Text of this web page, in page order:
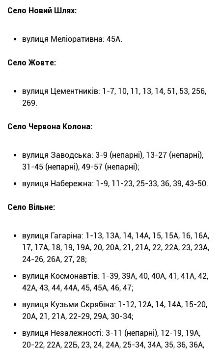
Село Новий Шлях:
вулиця Меліоративна: 45А.
Село Жовте:
вулиця Цементників: 1-7, 10, 11, 13, 14, 51, 53, 256,
269.
Село Червона Колона:
вулиця Заводська: 3-9 (непарні), 13-27 (непарні),
31-45 (непарні), 49-57 (непарні);
вулиця Набережна: 1-9, 11-23, 25-33, 36, 39, 43-50.
Село Вільне:
вулиця Гагаріна: 1-13, 13А, 14, 14А, 15, 15А, 16, 16А,
17, 17А, 18, 19, 19А, 20, 20А, 21, 21А, 22, 22А, 23, 23А,
24-26, 26А, 27, 28;
вулиця Космонавтів: 1-39, 39А, 40, 40А, 41, 41А, 42,
42А, 43, 44, 44А, 45, 45А, 46, 47;
вулиця Кузьми Скрябіна: 1-12, 12А, 14, 14А, 15-20,
20А, 21, 21А, 22-29, 29А, 30-34;
вулиця Незалежності: 3-11 (непарні), 12-19, 19А,
20-22, 22А, 22Б, 23, 24, 24А, 25-34, 34А, 35, 36, 36А,